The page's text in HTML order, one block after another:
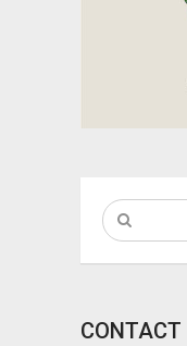
CONTACT